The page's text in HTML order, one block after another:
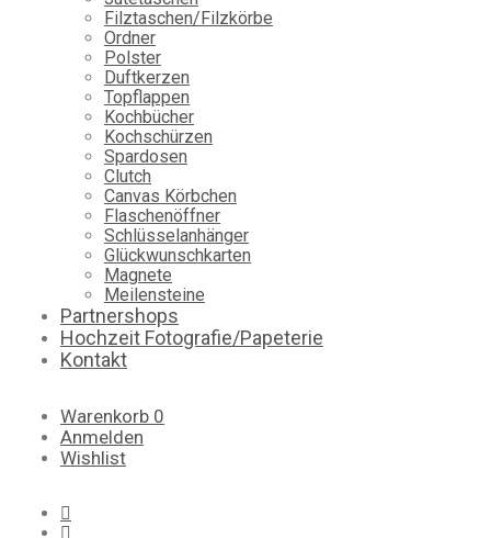
Filztaschen/Filzkörbe
Ordner
Polster
Duftkerzen
Topflappen
Kochbücher
Kochschürzen
Spardosen
Clutch
Canvas Körbchen
Flaschenöffner
Schlüsselanhänger
Glückwunschkarten
Magnete
Meilensteine
Partnershops
Hochzeit Fotografie/Papeterie
Kontakt
Warenkorb 0
Anmelden
Wishlist